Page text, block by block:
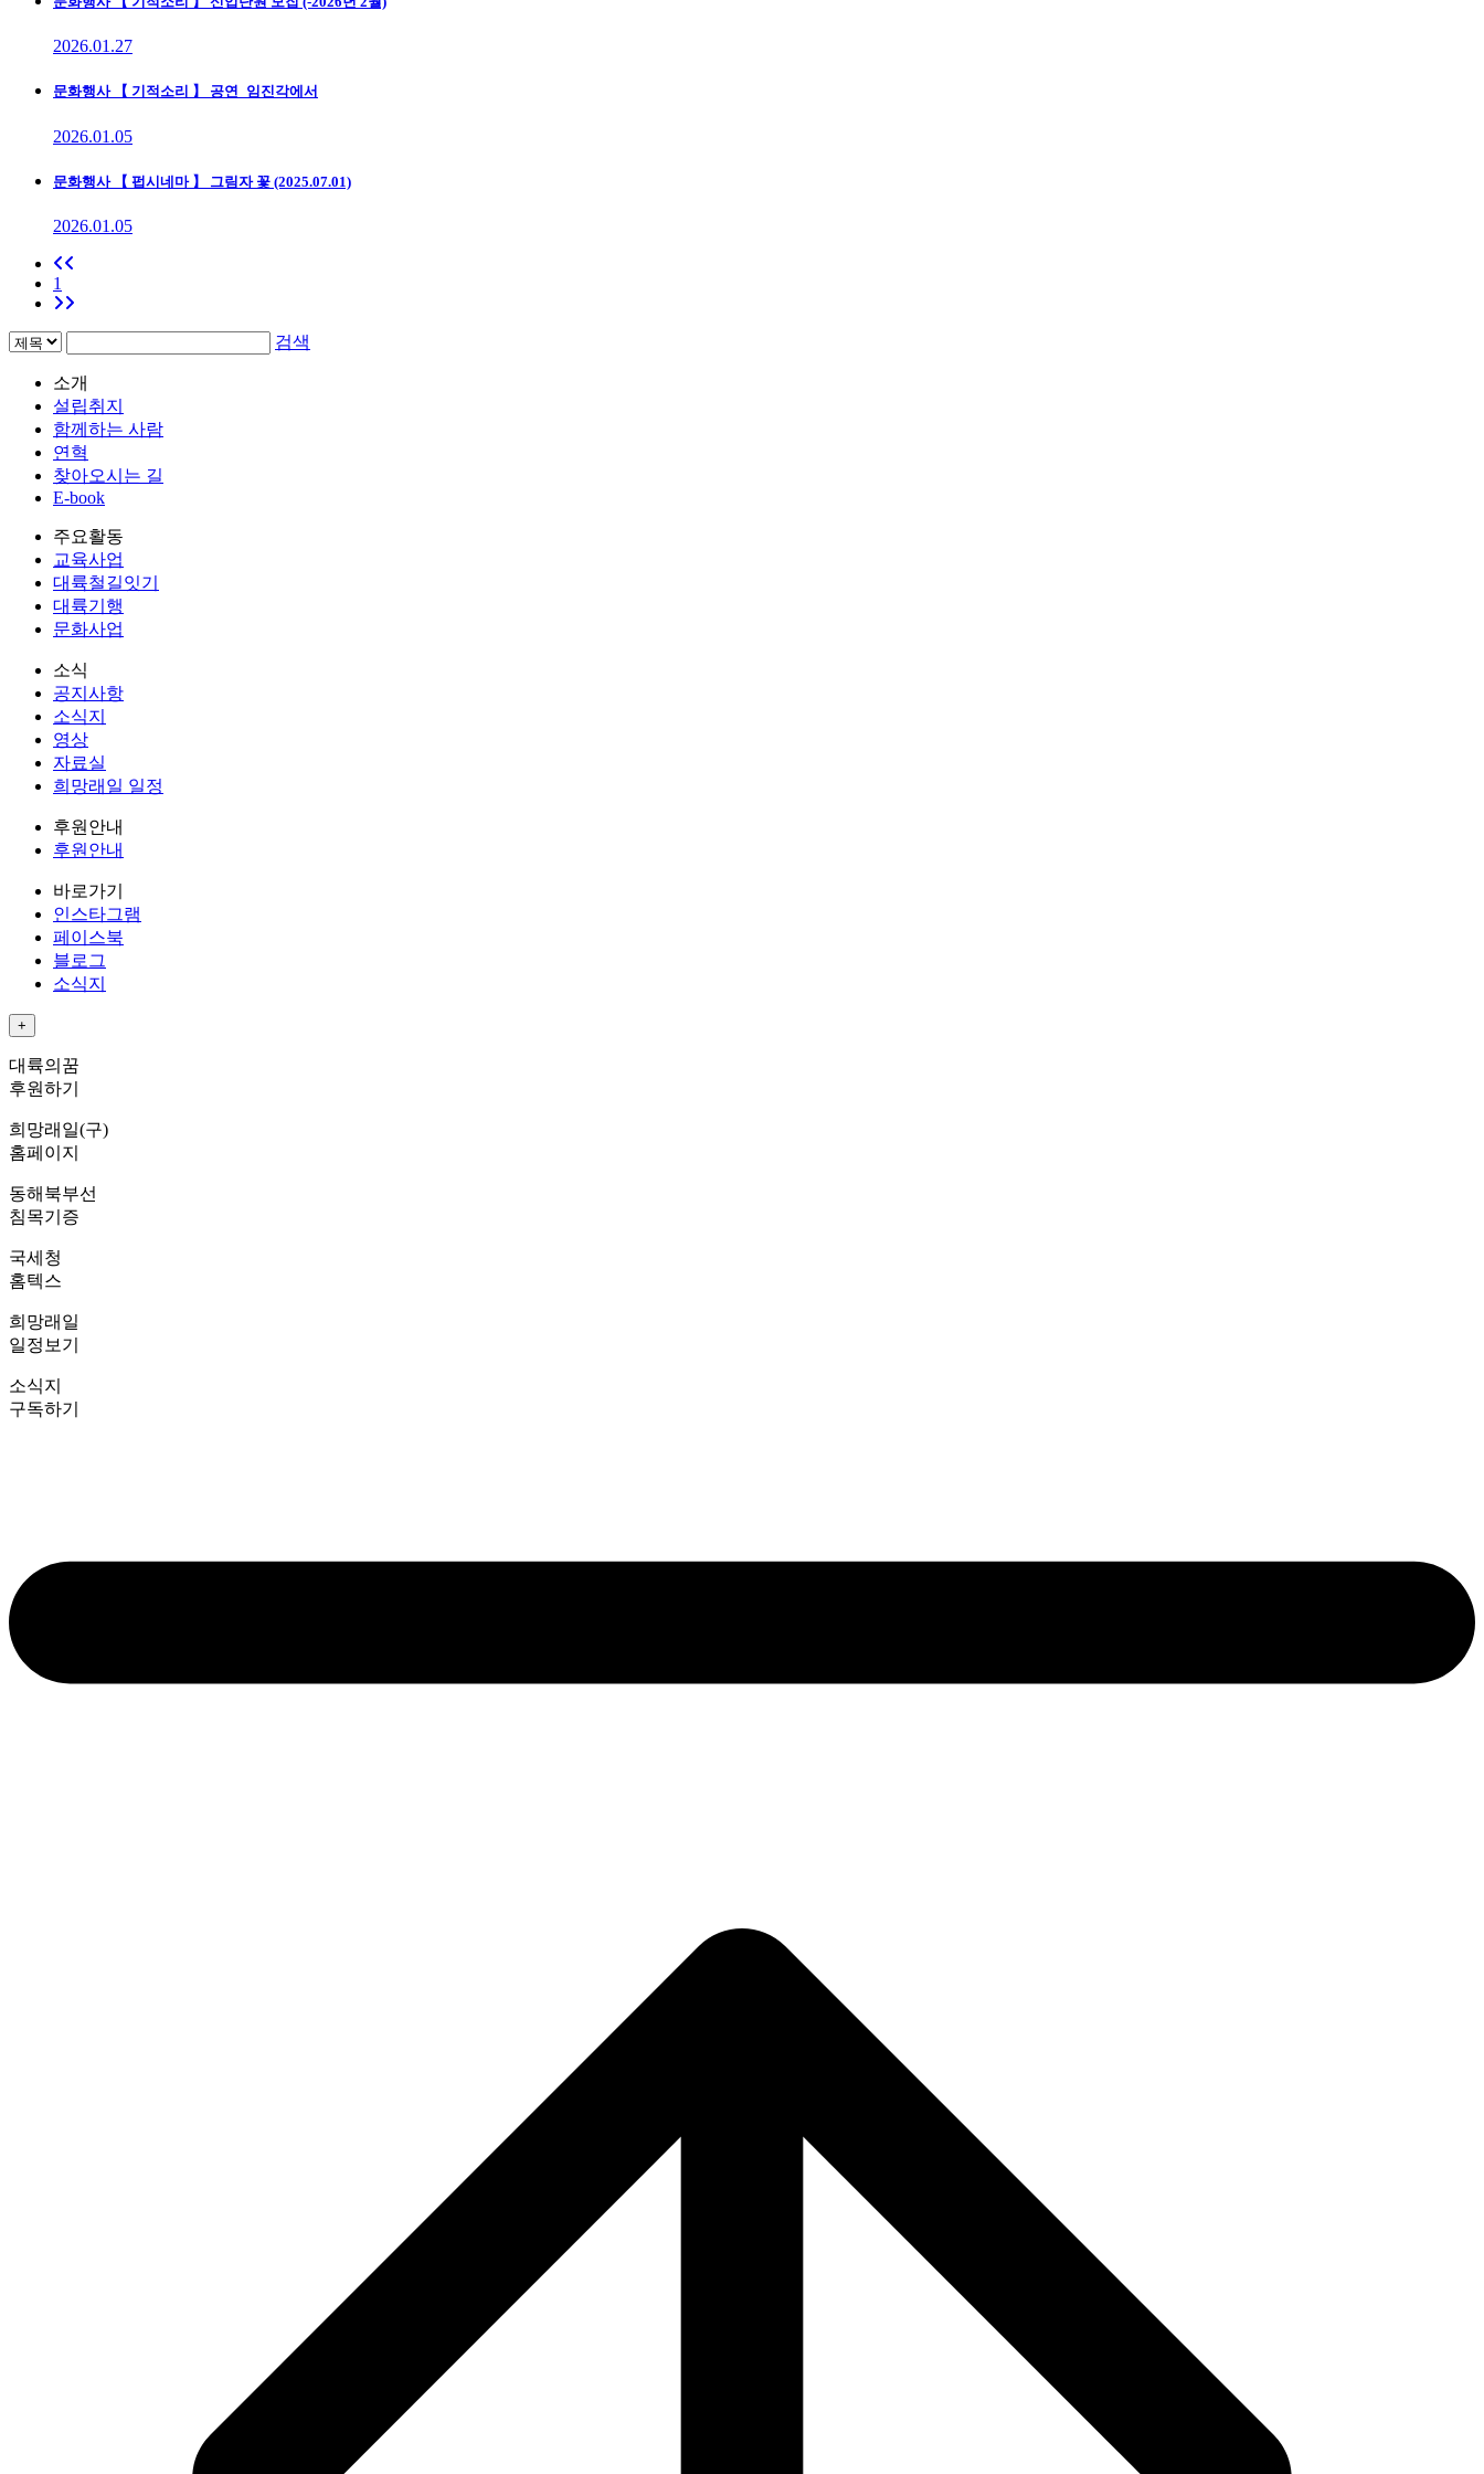
2026.01.27
문화행사【 기적소리 】 공연_임진각에서
2026.01.05
문화행사【 펍시네마 】 그림자 꽃 (2025.07.01)
2026.01.05
1
검색
소개
설립취지
함께하는 사람
연혁
찾아오시는 길
E-book
주요활동
교육사업
대륙철길잇기
대륙기행
문화사업
소식
공지사항
소식지
영상
자료실
희망래일 일정
후원안내
후원안내
바로가기
인스타그램
페이스북
블로그
소식지
+
Quick menu
대륙의꿈
후원하기
희망래일(구)
홈페이지
동해북부선
침목기증
국세청
홈텍스
희망래일
일정보기
소식지
구독하기